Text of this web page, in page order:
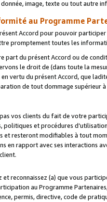
image, texte ou tout autre
au Programme
Accord pour pouvoir
promptement toutes les
part du présent Accord ou de
le droit de (dans toute la
vertu du présent Accord, que
de tout dommage supérieur
vos clients du fait de votre
politiques et procédures
et resteront modifiables à tout
en rapport avec ses interactions
et reconnaissez (a) que vous
au Programme
permis, directive, code de